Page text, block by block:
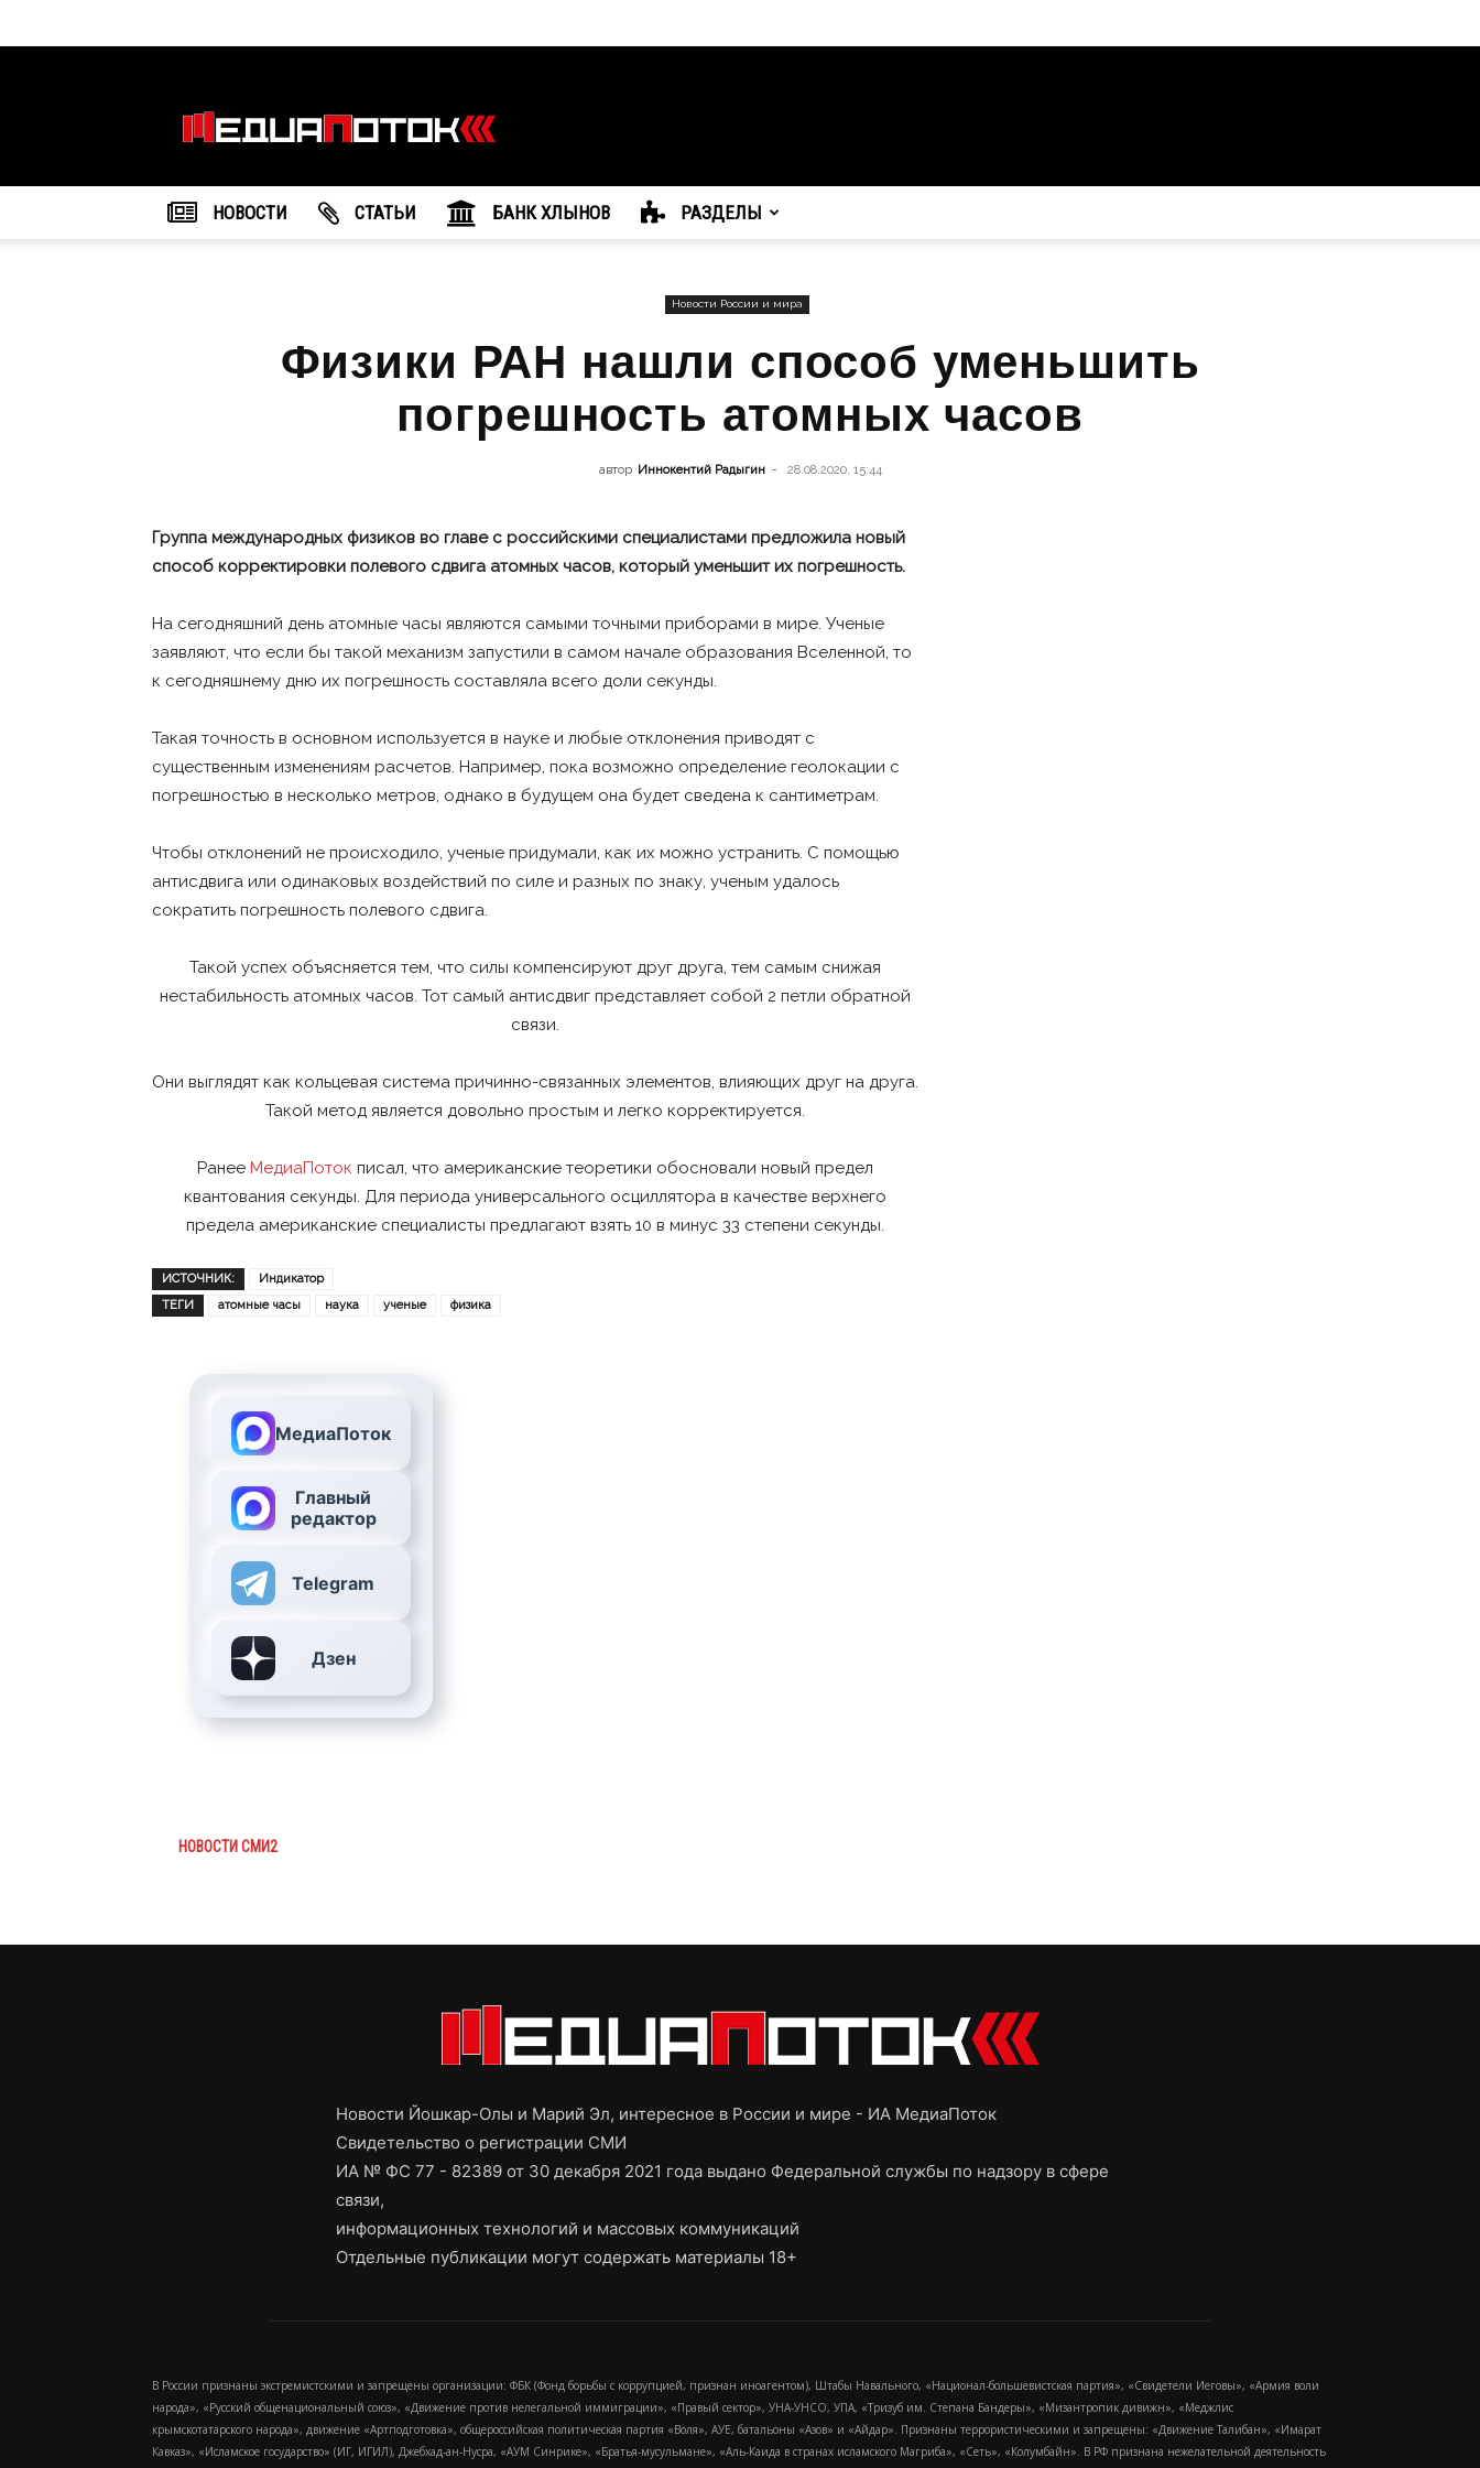
агентство
"МедиаПоток"
НОВОСТИ CТАТЬИ БАНК ХЛЫНОВ РАЗДЕЛЫ
Новости России и мира
Физики РАН нашли способ уменьшить
погрешность атомных часов
автор Иннокентий Радыгин - 28.08.2020, 15:44
Группа международных физиков во главе с российскими специалистами предложила новый
способ корректировки полевого сдвига атомных часов, который уменьшит их погрешность.
На сегодняшний день атомные часы являются самыми точными приборами в мире. Ученые
заявляют, что если бы такой механизм запустили в самом начале образования Вселенной, то
к сегодняшнему дню их погрешность составляла всего доли секунды.
Такая точность в основном используется в науке и любые отклонения приводят с
существенным изменениям расчетов. Например, пока возможно определение геолокации с
погрешностью в несколько метров, однако в будущем она будет сведена к сантиметрам.
Чтобы отклонений не происходило, ученые придумали, как их можно устранить. С помощью
антисдвига или одинаковых воздействий по силе и разных по знаку, ученым удалось
сократить погрешность полевого сдвига.
Такой успех объясняется тем, что силы компенсируют друг друга, тем самым снижая
нестабильность атомных часов. Тот самый антисдвиг представляет собой 2 петли обратной
связи.
Они выглядят как кольцевая система причинно-связанных элементов, влияющих друг на друга.
Такой метод является довольно простым и легко корректируется.
Ранее МедиаПоток писал, что американские теоретики обосновали новый предел
квантования секунды. Для периода универсального осциллятора в качестве верхнего
предела американские специалисты предлагают взять 10 в минус 33 степени секунды.
ИСТОЧНИК:
Индикатор
ТЕГИ
атомные часы наука ученые физика
МедиаПоток
Главный
редактор
Telegram
Дзен
НОВОСТИ СМИ2
Новости Йошкар-Олы и Марий Эл, интересное в России и мире - ИА МедиаПоток
Свидетельство о регистрации СМИ
ИА № ФС 77 - 82389 от 30 декабря 2021 года выдано Федеральной службы по надзору в сфере
связи,
информационных технологий и массовых коммуникаций
Отдельные публикации могут содержать материалы 18+
В России признаны экстремистскими и запрещены организации: ФБК (Фонд борьбы с коррупцией, признан иноагентом), Штабы Навального, «Национал-большевистская партия», «Свидетели Иеговы», «Армия воли
народа», «Русский общенациональный союз», «Движение против нелегальной иммиграции», «Правый сектор», УНА-УНСО, УПА, «Тризуб им. Степана Бандеры», «Мизантропик дивижн», «Меджлис
крымскотатарского народа», движение «Артподготовка», общероссийская политическая партия «Воля», АУЕ, батальоны «Азов» и «Айдар». Признаны террористическими и запрещены: «Движение Талибан», «Имарат
Кавказ», «Исламское государство» (ИГ, ИГИЛ), Джебхад-ан-Нусра, «АУМ Синрике», «Братья-мусульмане», «Аль-Каида в странах исламского Магриба», «Сеть», «Колумбайн». В РФ признана нежелательной деятельность